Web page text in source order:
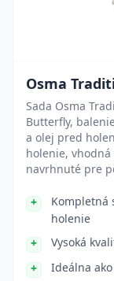
Osma
Sada Osma
Butterfly,
a olej pred
holenie, vhodná
navrhnuté pre
Kompletná
holenie
Vysoká
Ideálna